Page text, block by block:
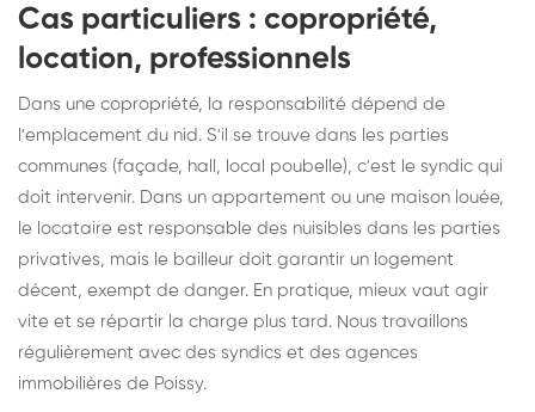
Cas particuliers : copropriété,
location, professionnels
Dans une copropriété, la responsabilité dépend de
l'emplacement du nid. S'il se trouve dans les parties
communes (façade, hall, local poubelle), c'est le syndic qui
doit intervenir. Dans un appartement ou une maison louée,
le locataire est responsable des nuisibles dans les parties
privatives, mais le bailleur doit garantir un logement
décent, exempt de danger. En pratique, mieux vaut agir
vite et se répartir la charge plus tard. Nous travaillons
régulièrement avec des syndics et des agences
immobilières de Poissy.